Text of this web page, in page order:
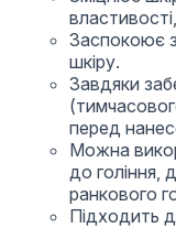
Заспокоює
шкіру.
Завдяки
перед
Можна
до гоління,
ранкового
Підходить